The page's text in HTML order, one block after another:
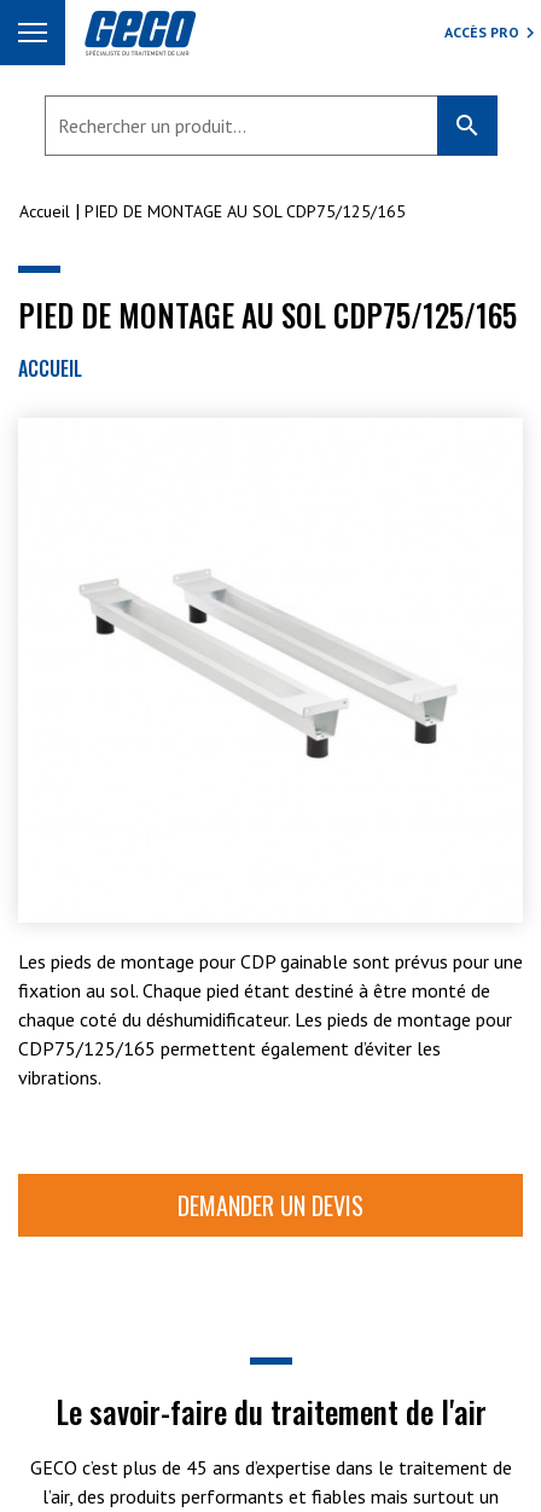
ACCÈS PRO
search
Accueil PIED DE MONTAGE AU SOL CDP75/125/165
PIED DE MONTAGE AU SOL CDP75/125/165
ACCUEIL
Les pieds de montage pour CDP gainable sont prévus pour une
fixation au sol. Chaque pied étant destiné à être monté de
chaque coté du déshumidificateur. Les pieds de montage pour
CDP75/125/165 permettent également d’éviter les
vibrations.
DEMANDER UN DEVIS
Le savoir-faire du traitement de l'air
GECO c’est plus de 45 ans d’expertise dans le traitement de
l’air, des produits performants et fiables mais surtout un